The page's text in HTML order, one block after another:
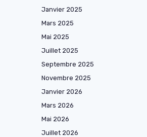
Janvier 2025
Mars 2025
Mai 2025
Juillet 2025
Septembre 2025
Novembre 2025
Janvier 2026
Mars 2026
Mai 2026
Juillet 2026